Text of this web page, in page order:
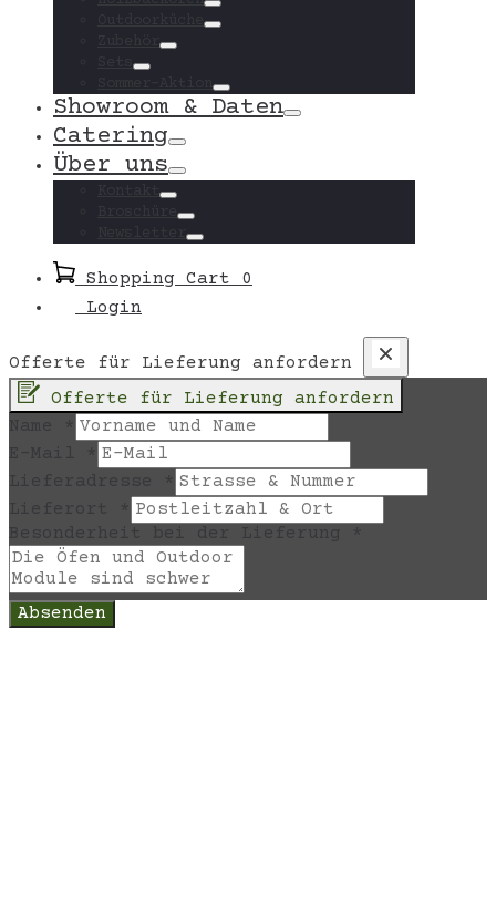
Toggle
Toggle
Toggle
Toggle
Toggle
Showroom & Daten Toggle
Catering Toggle
Über uns Toggle
Toggle
Toggle
Toggle
Shopping Cart
0
Login
Offerte für Lieferung anfordern
Offerte für Lieferung anfordern
Name
E-Mail
Lieferadresse
Lieferort
Besonderheit bei der Lieferung
Absenden